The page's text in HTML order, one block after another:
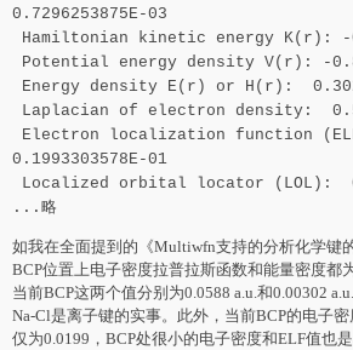
0.7296253875E-03
Hamiltonian kinetic energy K(r): -
Potential energy density V(r): -
Energy density E(r) or H(r):
Laplacian of electron density:
Electron localization function
0.1993303578E-01
Localized orbital locator (LOL):
...略
如我在全面提到的《Multiwfn支持的分析化学键
BCP位置上电子密度拉普拉斯函数和能量密度都
当前BCP这两个值分别为0.0588 a.u.和0.00302
Na-Cl是离子键的实事。此外，当前BCP的电子密
仅为0.0199，BCP处很小的电子密度和ELF值也